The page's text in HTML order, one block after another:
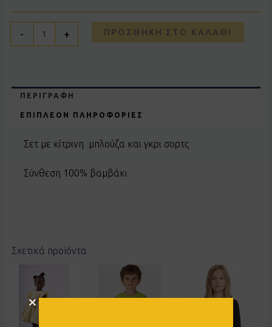
- + ΠΡΟΣΘΉΚΗ ΣΤΟ ΚΑΛΆΘΙ
ΠΕΡΙΓΡΑΦΉ
ΕΠΙΠΛΈΟΝ ΠΛΗΡΟΦΟΡΊΕΣ
Σετ με κίτρινη μπλούζα και γκρι σορτς
Σύνθεση 100% βαμβάκι
Σχετικά προϊόντα